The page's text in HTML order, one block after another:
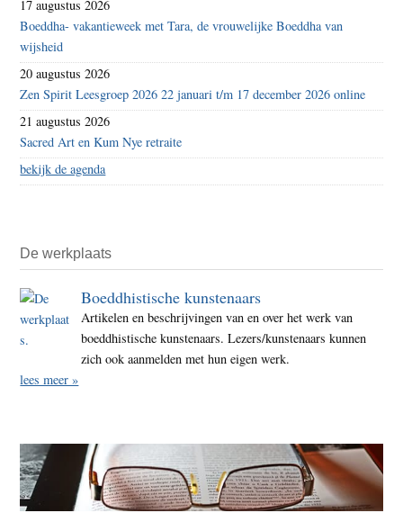
17 augustus 2026
Boeddha- vakantieweek met Tara, de vrouwelijke Boeddha van
wijsheid
20 augustus 2026
Zen Spirit Leesgroep 2026 22 januari t/m 17 december 2026 online
21 augustus 2026
Sacred Art en Kum Nye retraite
bekijk de agenda
De werkplaats
Boeddhistische kunstenaars
Artikelen en beschrijvingen van en over het werk van
boeddhistische kunstenaars. Lezers/kunstenaars kunnen
zich ook aanmelden met hun eigen werk.
lees meer »